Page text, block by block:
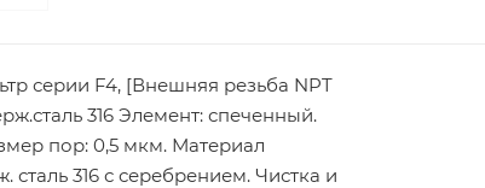
серии F4, [Внешняя резьба NPT
316 Элемент: спеченный.
пор: 0,5 мкм. Материал
сталь 316 с серебрением. Чистка и